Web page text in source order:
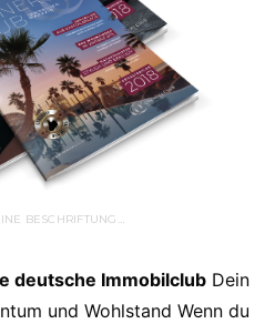
BESCHRIFTUNG…
deutsche Immobilclub Dein
und Wohlstand Wenn du